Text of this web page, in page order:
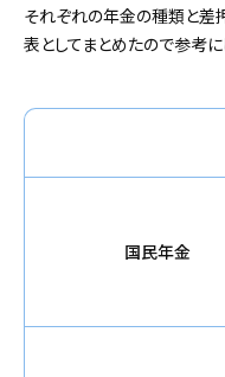
それぞれの年金の種類と差
表としてまとめたので参考に
国民年金